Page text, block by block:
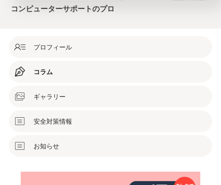
コンピューターサポートのプロ
プロフィール
コラム
ギャラリー
安全対策情報
お知らせ